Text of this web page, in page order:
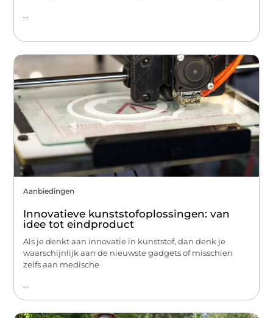
...
Aanbiedingen
Innovatieve kunststofoplossingen: van
idee tot eindproduct
Als je denkt aan innovatie in kunststof, dan denk je
waarschijnlijk aan de nieuwste gadgets of misschien
zelfs aan medische
...